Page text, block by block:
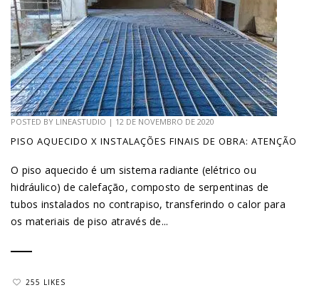
POSTED BY LINEASTUDIO | 12 DE NOVEMBRO DE 2020
PISO AQUECIDO X INSTALAÇÕES FINAIS DE OBRA: ATENÇÃO
O piso aquecido é um sistema radiante (elétrico ou
hidráulico) de calefação, composto de serpentinas de
tubos instalados no contrapiso, transferindo o calor para
os materiais de piso através de...
255 LIKES